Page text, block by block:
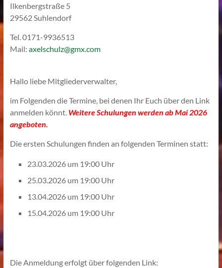
Ilkenbergstraße 5
29562 Suhlendorf
Tel. 0171-9936513
Mail: axelschulz@gmx.com
Hallo liebe Mitgliederverwalter,
im Folgenden die Termine, bei denen Ihr Euch über den Link
anmelden könnt. Weitere Schulungen werden ab Mai 2026
angeboten.
Die ersten Schulungen finden an folgenden Terminen statt:
23.03.2026 um 19:00 Uhr
25.03.2026 um 19:00 Uhr
13.04.2026 um 19:00 Uhr
15.04.2026 um 19:00 Uhr
Die Anmeldung erfolgt über folgenden Link: